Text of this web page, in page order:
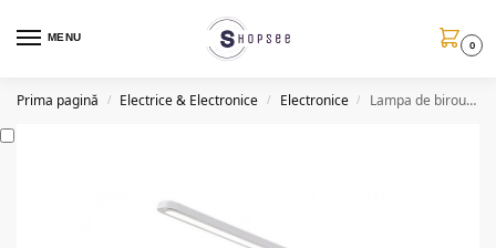
MENU
0
Prima pagină / Electrice & Electronice / Electronice / Lampa de birou LED Junfel, USB, 8W, flexibila